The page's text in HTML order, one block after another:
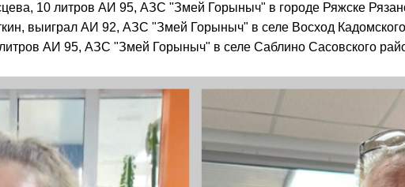
10 литров АИ 95, АЗС "Змей Горыныч" в городе Ряжске
выиграл АИ 92, АЗС "Змей Горыныч" в селе Восход Кадомского
АИ 95, АЗС "Змей Горыныч" в селе Саблино Сасовского